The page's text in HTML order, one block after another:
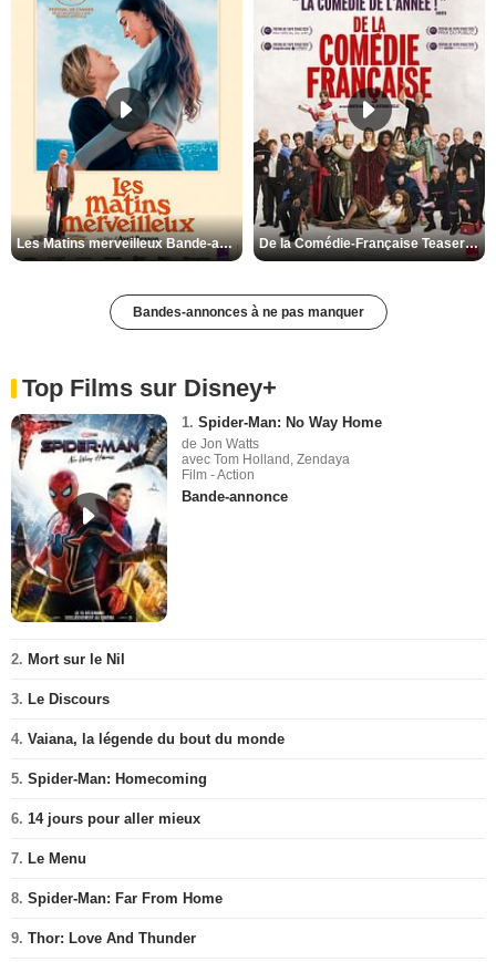
Les Matins merveilleux Bande-annonce VF De la Comédie-Française Teaser VF
Bandes-annonces à ne pas manquer
Top Films sur Disney+
1. Spider-Man: No Way Home
de Jon Watts
avec Tom Holland, Zendaya
Film - Action
Bande-annonce
2. Mort sur le Nil
3. Le Discours
4. Vaiana, la légende du bout du monde
5. Spider-Man: Homecoming
6. 14 jours pour aller mieux
7. Le Menu
8. Spider-Man: Far From Home
9. Thor: Love And Thunder